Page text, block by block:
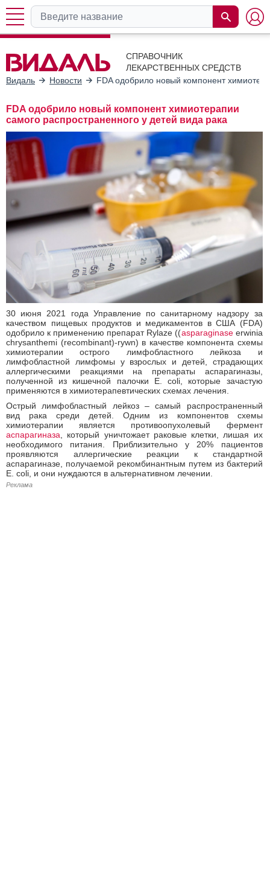
СПРАВОЧНИК
ЛЕКАРСТВЕННЫХ СРЕДСТВ
Видаль
Новости FDA одобрило новый компонент
FDA одобрило новый компонент химиотерапии
самого распространенного у детей вида рака
30 июня 2021 года Управление по санитарному надзору за
качеством пищевых продуктов и медикаментов в США (FDA)
одобрило к применению препарат Rylaze ((asparaginaseerwinia
chrysanthemi (recombinant)-rywn) в качестве компонента схемы
химиотерапии острого лимфобластного лейкоза и
лимфобластной лимфомы у взрослых и детей, страдающих
аллергическими реакциями на препараты аспарагиназы,
полученной из кишечной палочки E. coli, которые зачастую
применяются в химиотерапевтических схемах лечения.
Острый лимфобластный лейкоз – самый распространенный
вид рака среди детей. Одним из компонентов схемы
химиотерапии является противоопухолевый фермент
аспарагиназа , который уничтожает раковые клетки, лишая их
необходимого питания. Приблизительно у 20% пациентов
проявляются аллергические реакции к стандартной
аспарагиназе, получаемой рекомбинантным путем из бактерий
E. coli, и они нуждаются в альтернативном лечении.
Реклама